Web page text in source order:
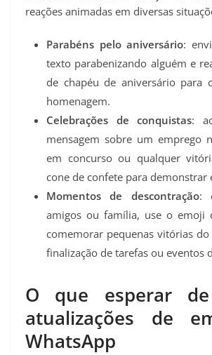
reações animadas em diversas
Parabéns pelo aniversário:
texto parabenizando alguém e
de chapéu de aniversário para
homenagem.
Celebrações de conquistas:
mensagem sobre um emprego
em concurso ou qualquer
cone de confete para demonstrar
Momentos de descontração:
amigos ou família, use o emoji
comemorar pequenas vitórias
finalização de tarefas ou eventos
O que esperar
atualizações de
WhatsApp